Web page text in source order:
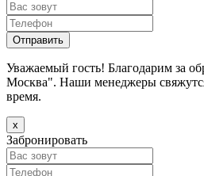
Уважаемый гость! Благодарим за
Москва". Наши менеджеры
время.
х
Забронировать